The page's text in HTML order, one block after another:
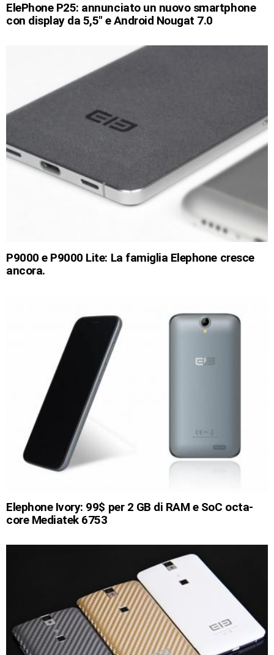
ElePhone P25: annunciato un nuovo smartphone
con display da 5,5″ e Android Nougat 7.0
P9000 e P9000 Lite: La famiglia Elephone cresce
ancora.
Elephone Ivory: 99$ per 2 GB di RAM e SoC octa-
core Mediatek 6753